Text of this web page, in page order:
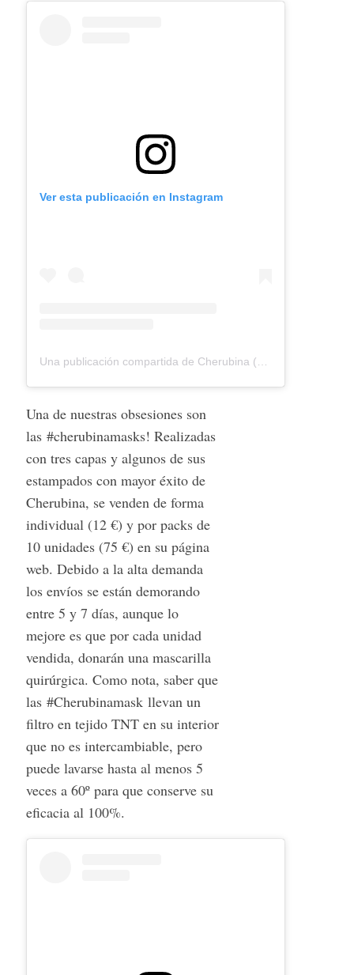
Ver esta publicación en Instagram
Una de nuestras obsesiones son
las #cherubinamasks! Realizadas
con tres capas y algunos de sus
estampados con mayor éxito de
Cherubina, se venden de forma
individual (12 €) y por packs de
10 unidades (75 €) en su página
web. Debido a la alta demanda
los envíos se están demorando
entre 5 y 7 días, aunque lo
mejore es que por cada unidad
vendida, donarán una mascarilla
quirúrgica. Como nota, saber que
las #Cherubinamask llevan un
filtro en tejido TNT en su interior
que no es intercambiable, pero
puede lavarse hasta al menos 5
veces a 60º para que conserve su
eficacia al 100%.
S
e
r
c